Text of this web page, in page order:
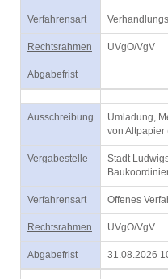
Verfahrensart
Rechtsrahmen UVgO/VgV
Abgabefrist
Ausschreibung
Umladung,
von Altpapier
Vergabestelle
Stadt
Verfahrensart Offenes
Rechtsrahmen UVgO/VgV
Abgabefrist 31.08.2026